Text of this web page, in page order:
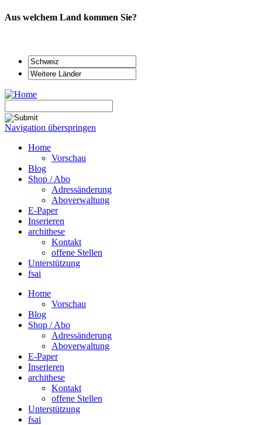
Aus welchem Land kommen Sie?
Navigation überspringen
Home
Vorschau
Blog
Shop / Abo
Adressänderung
Aboverwaltung
E-Paper
Inserieren
archithese
Kontakt
offene Stellen
Unterstützung
fsai
Home
Vorschau
Blog
Shop / Abo
Adressänderung
Aboverwaltung
E-Paper
Inserieren
archithese
Kontakt
offene Stellen
Unterstützung
fsai